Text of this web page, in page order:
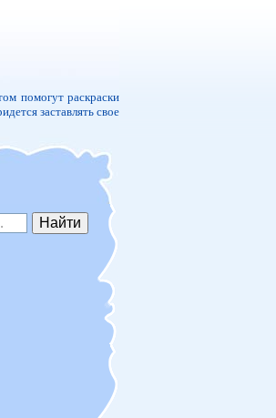
помогут раскраски
заставлять свое